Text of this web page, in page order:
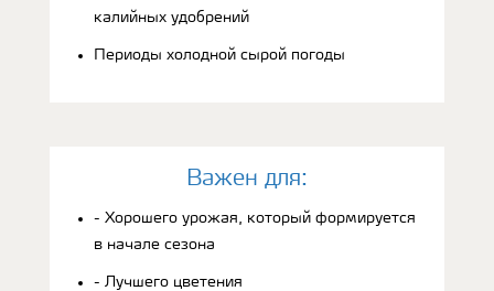
калийных удобрений
Периоды холодной сырой погоды
Bажен для:
- Хорошего урожая, который формируется
в начале сезона
- Лучшего цветения